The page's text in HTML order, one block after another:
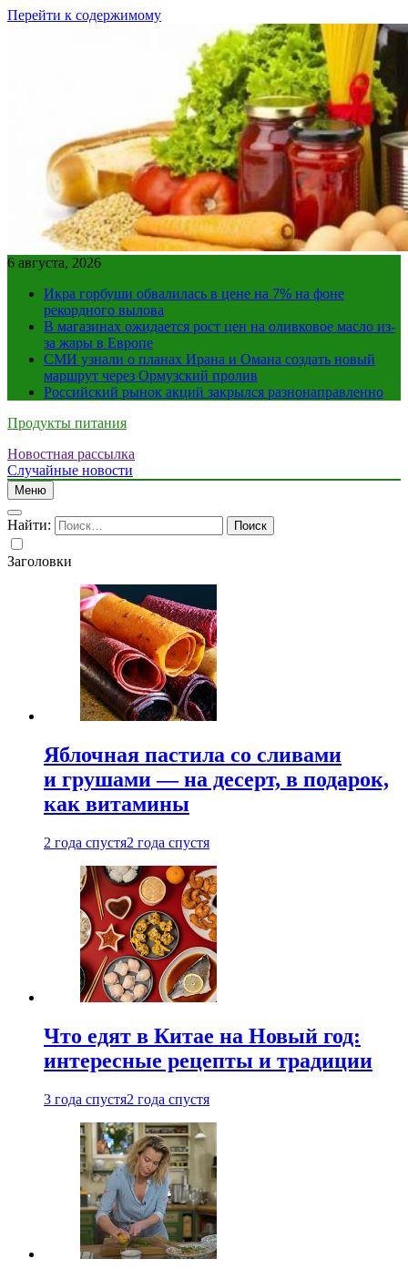
Перейти к содержимому
6 августа, 2026
Икра горбуши обвалилась в цене на 7% на фоне
рекордного вылова
В магазинах ожидается рост цен на оливковое масло из-
за жары в Европе
СМИ узнали о планах Ирана и Омана создать новый
маршрут через Ормузский пролив
Российский рынок акций закрылся разнонаправленно
Продукты питания
Новостная рассылка
Случайные новости
Меню
Найти:
Заголовки
Яблочная пастила со сливами
и грушами — на десерт, в подарок,
как витамины
2 года спустя2 года спустя
Что едят в Китае на Новый год:
интересные рецепты и традиции
3 года спустя2 года спустя